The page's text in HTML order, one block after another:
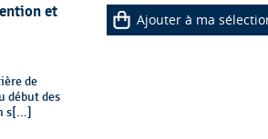
et
de
début des
s[...]
Ajouter à ma